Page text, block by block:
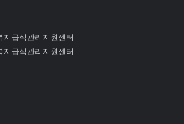
지급식관리지원센터
지급식관리지원센터